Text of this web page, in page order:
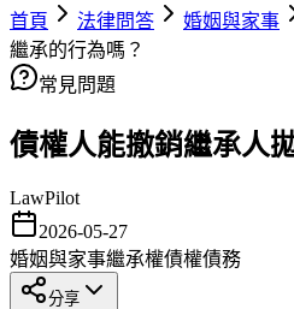
首頁
法律問答 婚姻與家事
繼承的行為嗎？
常見問題
債權人能撤銷繼承人
LawPilot
2026-05-27
婚姻與家事繼承權債權債務
分享